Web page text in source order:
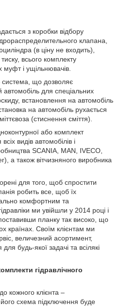
з коробки відбору
клапана,
(в ціну не входить),
всього комплекту
і ущільнювачів.
система, що дозволяє
автомобіль для спеціальних
встановлення на автомобіль
на автомобіль рухається
(стиснення сміття).
або комплект
видів автомобілів і
SCANIA, MAN, IVECO,
а також вітчизняного виробника
для того, щоб спростити
робить все, щоб їх
комфортним та
ми увійшли у 2014 році і
планку так високо, що
країнах. Своїм клієнтам ми
величезний асортимент,
для будь-якої задачі та всілякі
гідравлічного
кожного клієнта –
схема підключення буде